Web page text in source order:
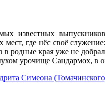
известных
где нёс своё
края уже не
урочище Сандармох, в
Симеона